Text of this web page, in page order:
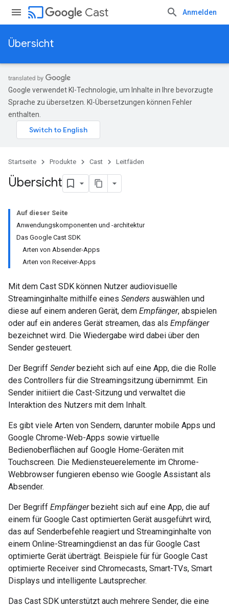
cast Cast Anmelden
Übersicht
Google verwendet KI-Technologie, um Inhalte in Ihre bevorzugte
Sprache zu übersetzen. KI-Übersetzungen können Fehler
enthalten.
Startseite Produkte Cast Leitfäden
Übersicht
Auf dieser Seite
Anwendungskomponenten und -architektur
Das Google Cast SDK
Arten von Absender-Apps
Arten von Receiver-Apps
Mit dem Cast SDK können Nutzer audiovisuelle
Streaminginhalte mithilfe eines Senders auswählen und
diese auf einem anderen Gerät, dem Empfänger, abspielen
oder auf ein anderes Gerät streamen, das als Empfänger
bezeichnet wird. Die Wiedergabe wird dabei über den
Sender gesteuert.
Der Begriff Senderbezieht sich auf eine App, die die Rolle
des Controllers für die Streamingsitzung übernimmt. Ein
Sender initiiert die Cast-Sitzung und verwaltet die
Interaktion des Nutzers mit dem Inhalt.
Es gibt viele Arten von Sendern, darunter mobile Apps und
Google Chrome-Web-Apps sowie virtuelle
Bedienoberflächen auf Google Home-Geräten mit
Touchscreen. Die Mediensteuerelemente im Chrome-
Webbrowser fungieren ebenso wie Google Assistant als
Absender.
Der Begriff Empfängerbezieht sich auf eine App, die auf
einem für Google Cast optimierten Gerät ausgeführt wird,
das auf Senderbefehle reagiert und Streaminginhalte von
einem Online-Streamingdienst an das für Google Cast
optimierte Gerät überträgt. Beispiele für für Google Cast
optimierte Receiver sind Chromecasts, Smart-TVs, Smart
Displays und intelligente Lautsprecher.
Das Cast SDK unterstützt auch mehrere Sender, die eine